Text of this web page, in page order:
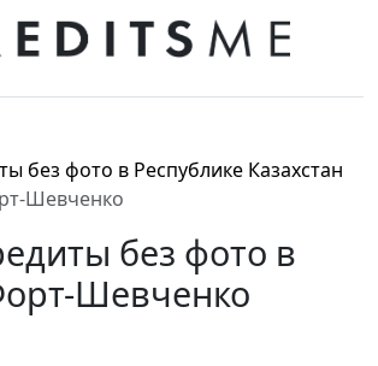
без фото в Республике Казахстан
Шевченко
без фото в
Шевченко